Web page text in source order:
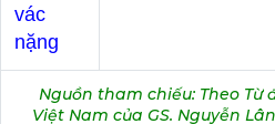
vác
nặng
Nguồn tham chiếu: Theo Từ
Việt Nam của GS. Nguyễn